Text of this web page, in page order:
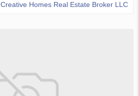
Creative Homes Real Estate Broker LLC